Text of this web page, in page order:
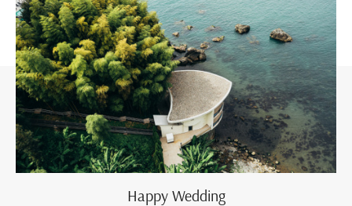
Happy Wedding